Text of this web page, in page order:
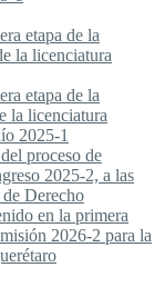
etapa de la
la licenciatura
etapa de la
la licenciatura
2025-1
proceso de
2025-2, a las
Derecho
en la primera
2026-2 para la